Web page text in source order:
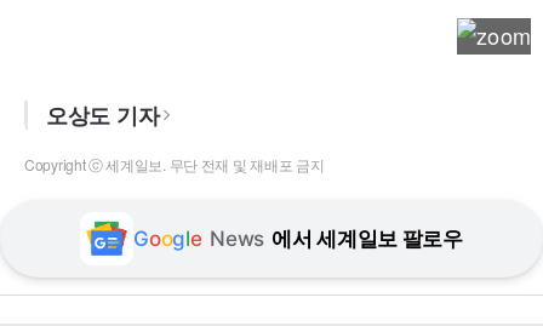
오상도 기자
Copyright ⓒ 세계일보. 무단 전재 및 재배포 금지
Google News 에서 세계일보 팔로우